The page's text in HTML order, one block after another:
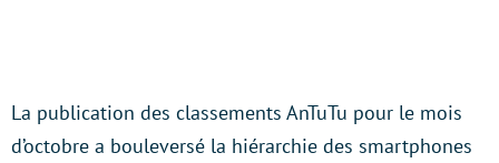
La publication des classements AnTuTu pour le mois
d’octobre a bouleversé la hiérarchie des smartphones